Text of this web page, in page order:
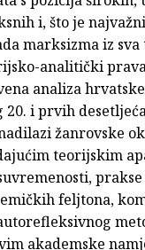
i, što je
marksizma iz
analitički
analiza
20. i prvih
žanrovske
teorijskim
feljtona,
akademske